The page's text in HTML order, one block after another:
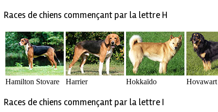
Races de chiens commençant par la lettre H
Hamilton Stovare Harrier Hokkaïdo Hovawart
Races de chiens commençant par la lettre I